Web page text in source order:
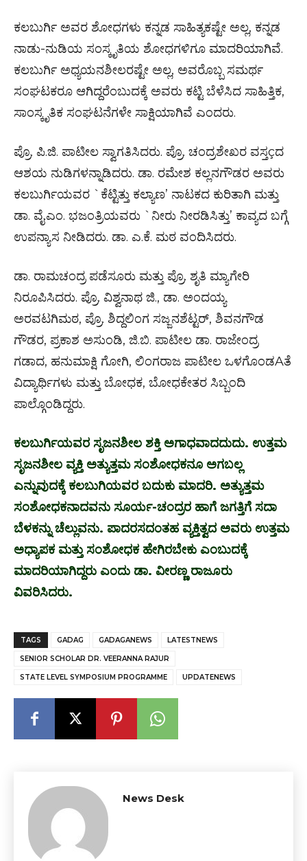
ಕಲಬುರ್ಗಿ ಅವರ ಶೋಧಗಳು ಕನ್ನಡ ಸಾಹಿತ್ಯಕಷ್ಟೇ ಅಲ್ಲ, ಕನ್ನಡ
ನಾಡು-ನುಡಿಯ ಸಂಸ್ಕೃತಿಯ ಶೋಧಗಳಿಗೂ ಮಾದರಿಯಾಗಿವೆ.
ಕಲಬುರ್ಗಿ ಅಧ್ಯಯನಶೀಲರಷ್ಟೇ ಅಲ್ಲ, ಅವರೊಬ್ಬ ಸಮರ್ಥ
ಸಂಘಟಕರೂ ಆಗಿದ್ದರೆಂಬುದಕ್ಕೆ ಅವರು ಕಟ್ಟಿ ಬೆಳೆಸಿದ ಸಾಹಿತ್ತಿಕ,
ಸಾಂಸ್ಕೃತಿಕ ಸಂಘಟನೆಗಳೇ ಸಾಕ್ಷಿಯಾಗಿವೆ ಎಂದರು.
ಪ್ರೊ. ಪಿ.ಜಿ. ಪಾಟೀಲ ಸ್ವಾಗತಿಸಿದರು. ಪ್ರೊ. ಚಂದ್ರಶೇಖರ ವಸ್ತçದ
ಆಶಯ ನುಡಿಗಳನ್ನಾಡಿದರು. ಡಾ. ರಮೇಶ ಕಲ್ಲನಗೌಡರ ಅವರು
ಕಲಬುರ್ಗಿಯವರ `ಕೆಟ್ಟಿತ್ತು ಕಲ್ಯಾಣ’ ನಾಟಕದ ಕುರಿತಾಗಿ ಮತ್ತು
ಡಾ. ವೈ.ಎಂ. ಭಜಂತ್ರಿಯವರು `ನೀರು ನೀರಡಿಸಿತ್ತು’ ಕಾವ್ಯದ ಬಗ್ಗೆ
ಉಪನ್ಯಾಸ ನೀಡಿದರು. ಡಾ. ಎ.ಕೆ. ಮಠ ವಂದಿಸಿದರು.
ಡಾ. ರಾಮಚಂದ್ರ ಪಡೆಸೂರು ಮತ್ತು ಪ್ರೊ. ಶೃತಿ ಮ್ಯಾಗೇರಿ
ನಿರೂಪಿಸಿದರು. ಪ್ರೊ. ವಿಶ್ವನಾಥ ಜಿ., ಡಾ. ಅಂದಯ್ಯ
ಅರವಟಗಿಮಠ, ಪ್ರೊ. ಶಿದ್ದಲಿಂಗ ಸಜ್ಜನಶೆಟ್ಟರ್, ಶಿವನಗೌಡ
ಗೌಡರ, ಪ್ರಕಾಶ ಅಸುಂಡಿ, ಜಿ.ಬಿ. ಪಾಟೀಲ ಡಾ. ರಾಜೇಂದ್ರ
ಗಡಾದ, ಹನುಮಾಕ್ಷಿ ಗೋಗಿ, ಲಿಂಗರಾಜ ಪಾಟೀಲ ಒಳಗೊಂಡAತೆ
ವಿದ್ಯಾರ್ಥಿಗಳು ಮತ್ತು ಬೋಧಕ, ಬೋಧಕೇತರ ಸಿಬ್ಬಂದಿ
ಪಾಲ್ಗೊಂಡಿದ್ದರು.
ಕಲಬುರ್ಗಿಯವರ ಸೃಜನಶೀಲ ಶಕ್ತಿ ಅಗಾಧವಾದದುದು. ಉತ್ತಮ
ಸೃಜನಶೀಲ ವ್ಯಕ್ತಿ ಅತ್ಯುತ್ತಮ ಸಂಶೋಧಕನೂ ಅಗಬಲ್ಲ
ಎನ್ನುವುದಕ್ಕೆ ಕಲಬುಗಿಯವರ ಬದುಕು ಮಾದರಿ. ಅತ್ಯುತ್ತಮ
ಸಂಶೋಧಕನಾದವನು ಸೂರ್ಯ-ಚಂದ್ರರ ಹಾಗೆ ಜಗತ್ತಿಗೆ ಸದಾ
ಬೆಳಕನ್ನು ಚೆಲ್ಲುವನು. ಪಾದರಸದಂತಹ ವ್ಯಕ್ತಿತ್ವದ ಅವರು ಉತ್ತಮ
ಅಧ್ಯಾಪಕ ಮತ್ತು ಸಂಶೋಧಕ ಹೇಗಿರಬೇಕು ಎಂಬುದಕ್ಕೆ
ಮಾದರಿಯಾಗಿದ್ದರು ಎಂದು ಡಾ. ವೀರಣ್ಣ ರಾಜೂರು
ವಿವರಿಸಿದರು.
TAGS GADAG GADAGANEWS LATESTNEWS
SENIOR SCHOLAR DR. VEERANNA RAJUR
STATE LEVEL SYMPOSIUM PROGRAMME UPDATENEWS
News Desk